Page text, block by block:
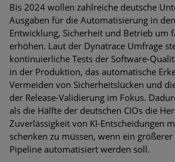
Bis 2024 wollen zahlreiche deutsche
Ausgaben für die Automatisierung in
Entwicklung, Sicherheit und Betrieb um
erhöhen. Laut der Dynatrace Umfrage
kontinuierliche Tests der Software-
in der Produktion, das automatische
Vermeiden von Sicherheitslücken und
der Release-Validierung im Fokus.
als die Hälfte der deutschen CIOs die
Zuverlässigkeit von KI-Entscheidungen
schenken zu müssen, wenn ein größerer
Pipeline automatisiert werden soll.